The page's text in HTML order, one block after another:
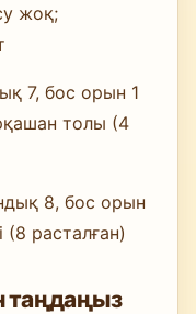
жоқ;
7, бос орын 1
толы (4
8, бос орын
расталған)
таңдаңыз